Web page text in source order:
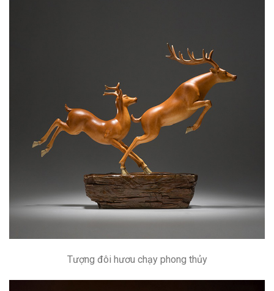
Tượng đôi hươu chạy phong thủy